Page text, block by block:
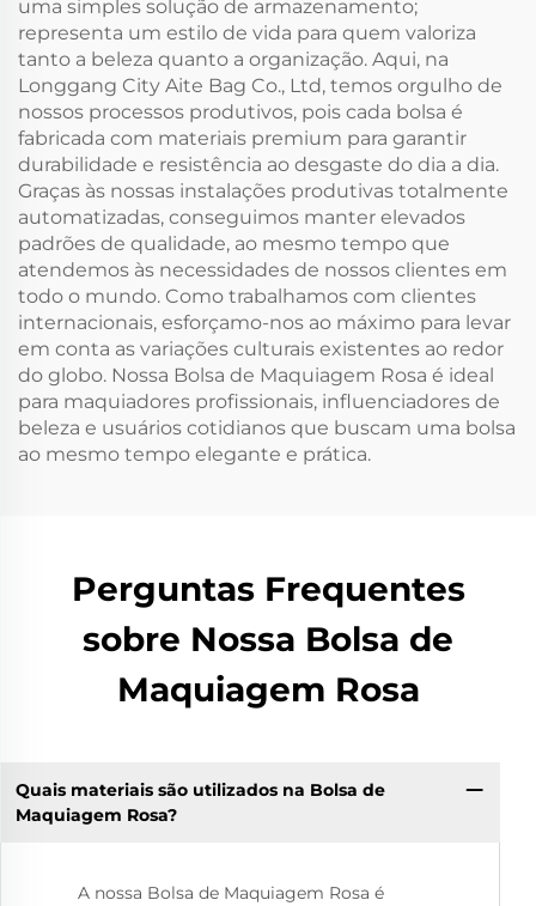
uma simples solução de armazenamento;
representa um estilo de vida para quem valoriza
tanto a beleza quanto a organização. Aqui, na
Longgang City Aite Bag Co., Ltd, temos orgulho de
nossos processos produtivos, pois cada bolsa é
fabricada com materiais premium para garantir
durabilidade e resistência ao desgaste do dia a dia.
Graças às nossas instalações produtivas totalmente
automatizadas, conseguimos manter elevados
padrões de qualidade, ao mesmo tempo que
atendemos às necessidades de nossos clientes em
todo o mundo. Como trabalhamos com clientes
internacionais, esforçamo-nos ao máximo para levar
em conta as variações culturais existentes ao redor
do globo. Nossa Bolsa de Maquiagem Rosa é ideal
para maquiadores profissionais, influenciadores de
beleza e usuários cotidianos que buscam uma bolsa
ao mesmo tempo elegante e prática.
Perguntas Frequentes
sobre Nossa Bolsa de
Maquiagem Rosa
Quais materiais são utilizados na Bolsa de
Maquiagem Rosa?
A nossa Bolsa de Maquiagem Rosa é